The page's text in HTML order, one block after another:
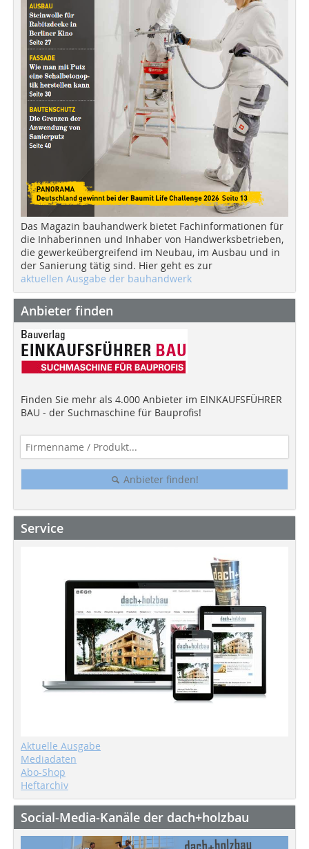
Das Magazin bauhandwerk bietet Fachinformationen für
die Inhaberinnen und Inhaber von Handwerksbetrieben,
die gewerkeübergreifend im Neubau, im Ausbau und in
der Sanierung tätig sind. Hier geht es zur
aktuellen Ausgabe der bauhandwerk
Anbieter finden
Finden Sie mehr als 4.000 Anbieter im EINKAUFSFÜHRER
BAU - der Suchmaschine für Bauprofis!
Anbieter finden!
Service
Aktuelle Ausgabe
Mediadaten
Abo-Shop
Heftarchiv
Social-Media-Kanäle der dach+holzbau